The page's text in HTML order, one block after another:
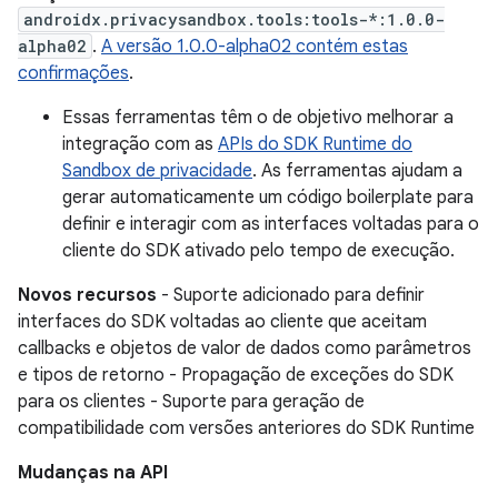
androidx.privacysandbox.tools:tools-*:1.0.0-
alpha02 . A versão 1.0.0-alpha02 contém estas
confirmações.
Essas ferramentas têm o de objetivo melhorar a
integração com as APIs do SDK Runtime do
Sandbox de privacidade. As ferramentas ajudam a
gerar automaticamente um código boilerplate para
definir e interagir com as interfaces voltadas para o
cliente do SDK ativado pelo tempo de execução.
Novos recursos - Suporte adicionado para definir
interfaces do SDK voltadas ao cliente que aceitam
callbacks e objetos de valor de dados como parâmetros
e tipos de retorno - Propagação de exceções do SDK
para os clientes - Suporte para geração de
compatibilidade com versões anteriores do SDK Runtime
Mudanças na API